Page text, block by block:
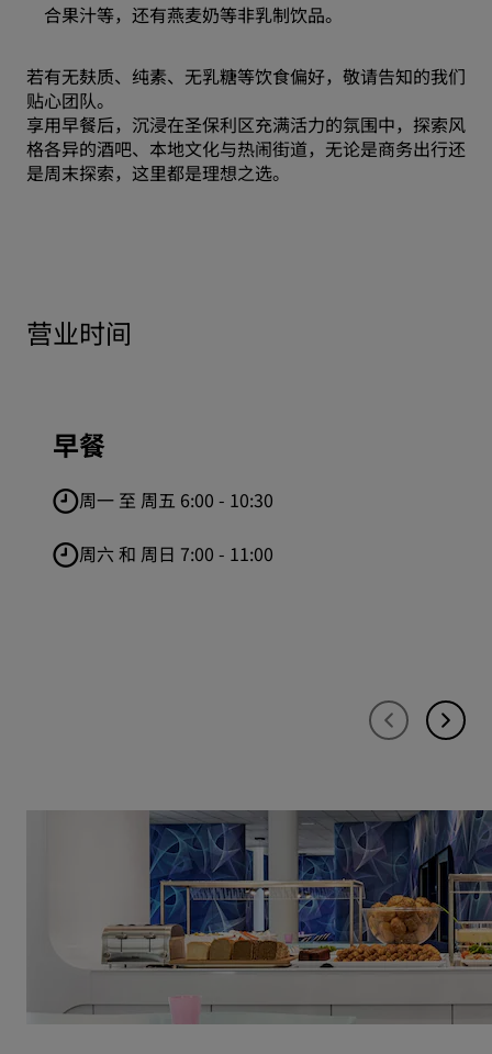
合果汁等，还有燕麦奶等非乳制饮品。
若有无麸质、纯素、无乳糖等饮食偏好，敬请告知的我们
贴心团队。
享用早餐后，沉浸在圣保利区充满活力的氛围中，探索风
格各异的酒吧、本地文化与热闹街道，无论是商务出行还
是周末探索，这里都是理想之选。
营业时间
早餐
周一 至 周五 6:00 - 10:30
周六 和 周日 7:00 - 11:00